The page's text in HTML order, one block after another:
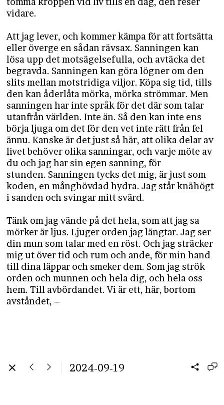
vidare.
Att jag lever, och kommer kämpa för att fortsätta
eller överge en sådan rävsax. Sanningen kan
lösa upp det motsägelsefulla, och avtäcka det
begravda. Sanningen kan göra lögner om den
slits mellan motstridiga viljor. Köpa sig tid, tills
den kan åderlåta mörka, mörka strömmar. Men
sanningen har inte språk för det där som talar
utanfrån världen. Inte än. Så den kan inte ens
börja ljuga om det för den vet inte rätt från fel
ännu. Kanske är det just så här, att olika delar av
livet behöver olika sanningar, och varje möte av
du och jag har sin egen sanning, för
stunden. Sanningen tycks det mig, är just som
koden, en månghövdad hydra. Jag står knähögt
i sanden och svingar mitt svärd.
Tänk om jag vände på det hela, som att jag sa
mörker är ljus. Ljuger orden jag längtar. Jag ser
din mun som talar med en röst. Och jag sträcker
mig ut över tid och rum och ande, för min hand
till dina läppar och smeker dem. Som jag strök
orden och munnen och hela dig, och hela oss
hem. Till avbördandet. Vi är ett, här, bortom
avståndet, –
2024-09-19